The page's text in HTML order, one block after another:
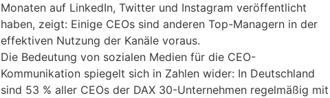
Monaten auf LinkedIn, Twitter und Instagram veröffentlicht
haben, zeigt: Einige CEOs sind anderen Top-Managern in der
effektiven Nutzung der Kanäle voraus.
Die Bedeutung von sozialen Medien für die CEO-
Kommunikation spiegelt sich in Zahlen wider: In Deutschland
sind 53 % aller CEOs der DAX 30-Unternehmen regelmäßig mit